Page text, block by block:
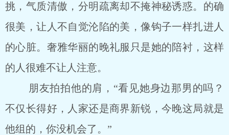
挑，气质清傲，分明疏离却不掩神秘诱惑。的确
很美，让人不自觉沦陷的美，像钩子一样扎进人
的心脏。奢雅华丽的晚礼服只是她的陪衬，这样
的人很难不让人注意。
朋友拍拍他的肩，“看见她身边那男的吗？
不仅长得好，人家还是商界新锐，今晚这局就是
他组的，你没机会了。”